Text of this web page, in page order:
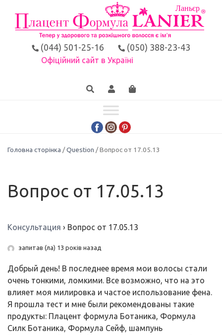
(044) 501-25-16 (050) 388-23-43
Офіційний сайт в Україні
Головна сторінка /Question / Вопрос от 17.05.13
Вопрос от 17.05.13
Консультация › Вопрос от 17.05.13
запитав (ла) 13 років назад
Добрый день! В последнее время мои волосы стали
очень тонкими, ломкими. Все возможно, что на это
влияет моя милировка и частое использование фена.
Я прошла тест и мне были рекомендованы такие
продукты: Плацент формула Ботаника, Формула
Силк Ботаника, Формула Сейф, шампунь